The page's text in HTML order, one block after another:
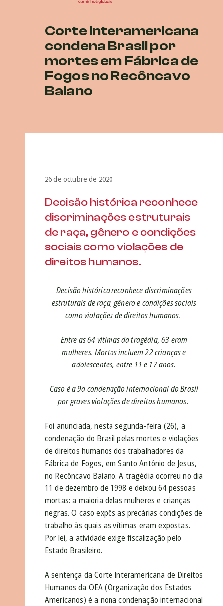
Corte Interamericana
condena Brasil por
mortes em Fábrica de
Fogos no Recôncavo
Baiano
26 de octubre de 2020
Decisão histórica reconhece
discriminações estruturais
de raça, gênero e condições
sociais como violações de
direitos humanos.
Decisão histórica reconhece discriminações
estruturais de raça, gênero e condições sociais
como violações de direitos humanos.
Entre as 64 vítimas da tragédia, 63 eram
mulheres. Mortos incluem22 crianças e
adolescentes, entre 11 e 17 anos.
Caso é a 9acondenação internacional do Brasil
por graves violações de direitos humanos.
Foi anunciada, nesta segunda-feira (26), a
condenação do Brasil pelas mortes e violações
de direitos humanos dos trabalhadores da
Fábrica de Fogos, em Santo Antônio de Jesus,
no Recôncavo Baiano. A tragédia ocorreu no dia
11 de dezembro de 1998 e deixou 64 pessoas
mortas: a maioria delas mulheres e crianças
negras. O caso expôs as precárias condições de
trabalho às quais as vítimas eram expostas.
Por lei, a atividade exige fiscalização pelo
Estado Brasileiro.
Asentença da Corte Interamericana de Direitos
Humanos da OEA (Organização dos Estados
Americanos) é a nona condenação internacional